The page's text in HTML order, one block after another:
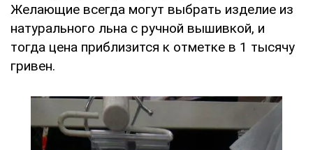
Желающие всегда могут выбрать изделие из
натурального льна с ручной вышивкой, и
тогда цена приблизится к отметке в 1 тысячу
гривен.